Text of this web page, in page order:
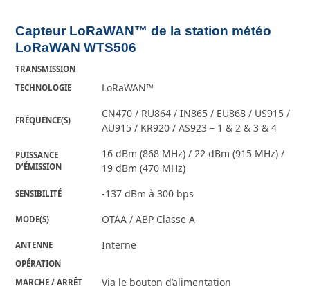
Capteur LoRaWAN™ de la station météo
LoRaWAN WTS506
TRANSMISSION
TECHNOLOGIE
LoRaWAN™
FRÉQUENCE(S)
CN470 / RU864 / IN865 / EU868 / US915 /
AU915 / KR920 / AS923 – 1 & 2 & 3 & 4
PUISSANCE
D’ÉMISSION
16 dBm (868 MHz) / 22 dBm (915 MHz) /
19 dBm (470 MHz)
SENSIBILITÉ -137 dBm à 300 bps
MODE(S) OTAA / ABP Classe A
ANTENNE Interne
OPÉRATION
MARCHE / ARRÊT
Via le bouton d’alimentation